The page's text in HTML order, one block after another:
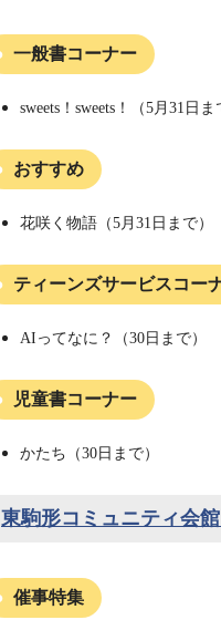
一般書コーナー
sweets！sweets！（5月31日ま
おすすめ
花咲く物語（5月31日まで）
ティーンズサービスコー
AIってなに？（30日まで）
児童書コーナー
かたち（30日まで）
東駒形コミュニティ会
催事特集